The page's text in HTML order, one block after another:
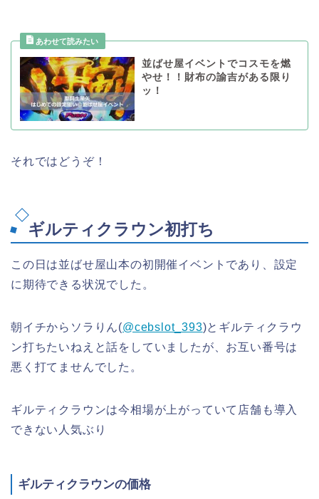
並ばせ屋イベントでコスモを燃
やせ！！財布の諭吉がある限り
ッ！
それではどうぞ！
ギルティクラウン初打ち
この日は並ばせ屋山本の初開催イベントであり、設定
に期待できる状況でした。
朝イチからソラりん(@cebslot_393)とギルティクラウ
ン打ちたいねえと話をしていましたが、お互い番号は
悪く打てませんでした。
ギルティクラウンは今相場が上がっていて店舗も導入
できない人気ぶり
ギルティクラウンの価格